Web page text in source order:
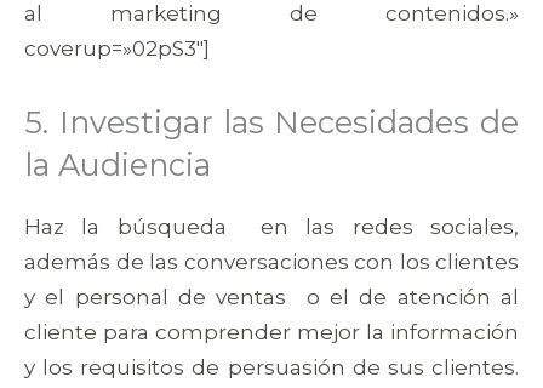
al marketing de contenidos.»
coverup=»02pS3″]
5. Investigar las Necesidades de
la Audiencia
Haz la búsqueda en las redes sociales,
además de las conversaciones con los clientes
y el personal de ventas o el de atención al
cliente para comprender mejor la información
y los requisitos de persuasión de sus clientes.